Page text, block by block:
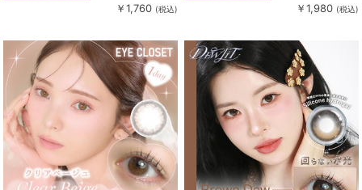
￥1,760 (税込)
￥1,980 (税込)